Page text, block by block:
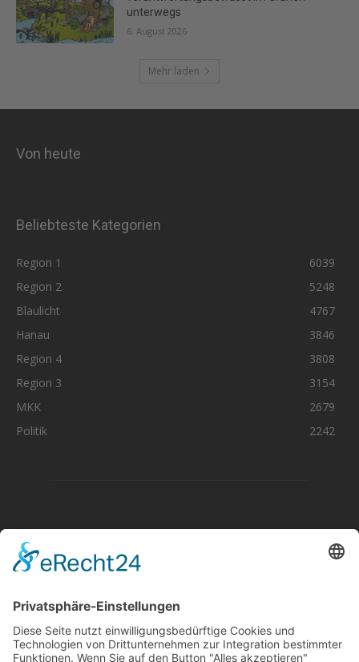
unterwegs
6. August 2026
Mehr laden
Von heute
Beliebteste Kategorien
Region 1
6039
Region 2
5248
Blaulicht
4767
Hanau
3846
Region 4
3808
Region 3
3154
MKK
2679
Politik
2242